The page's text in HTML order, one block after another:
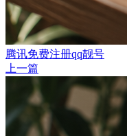
腾讯免费注册qq靓号
上一篇